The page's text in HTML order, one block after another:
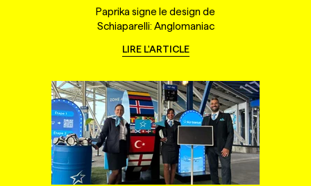
Paprika signe le design de
Schiaparelli: Anglomaniac
LIRE L'ARTICLE